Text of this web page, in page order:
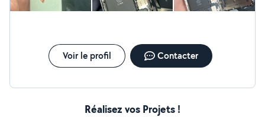
Voir le profil Contacter
Réalisez vos Projets !